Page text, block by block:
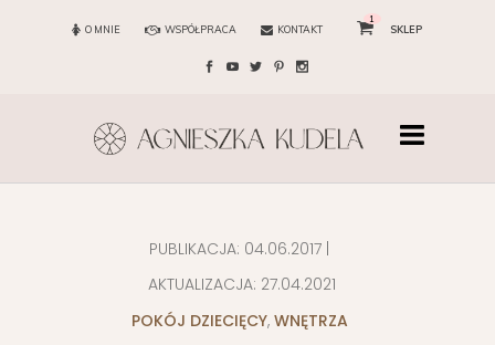
O MNIE WSPÓŁPRACA KONTAKT
1
SKLEP
PUBLIKACJA: 04.06.2017
AKTUALIZACJA: 27.04.2021
POKÓJ DZIECIĘCY, WNĘTRZA